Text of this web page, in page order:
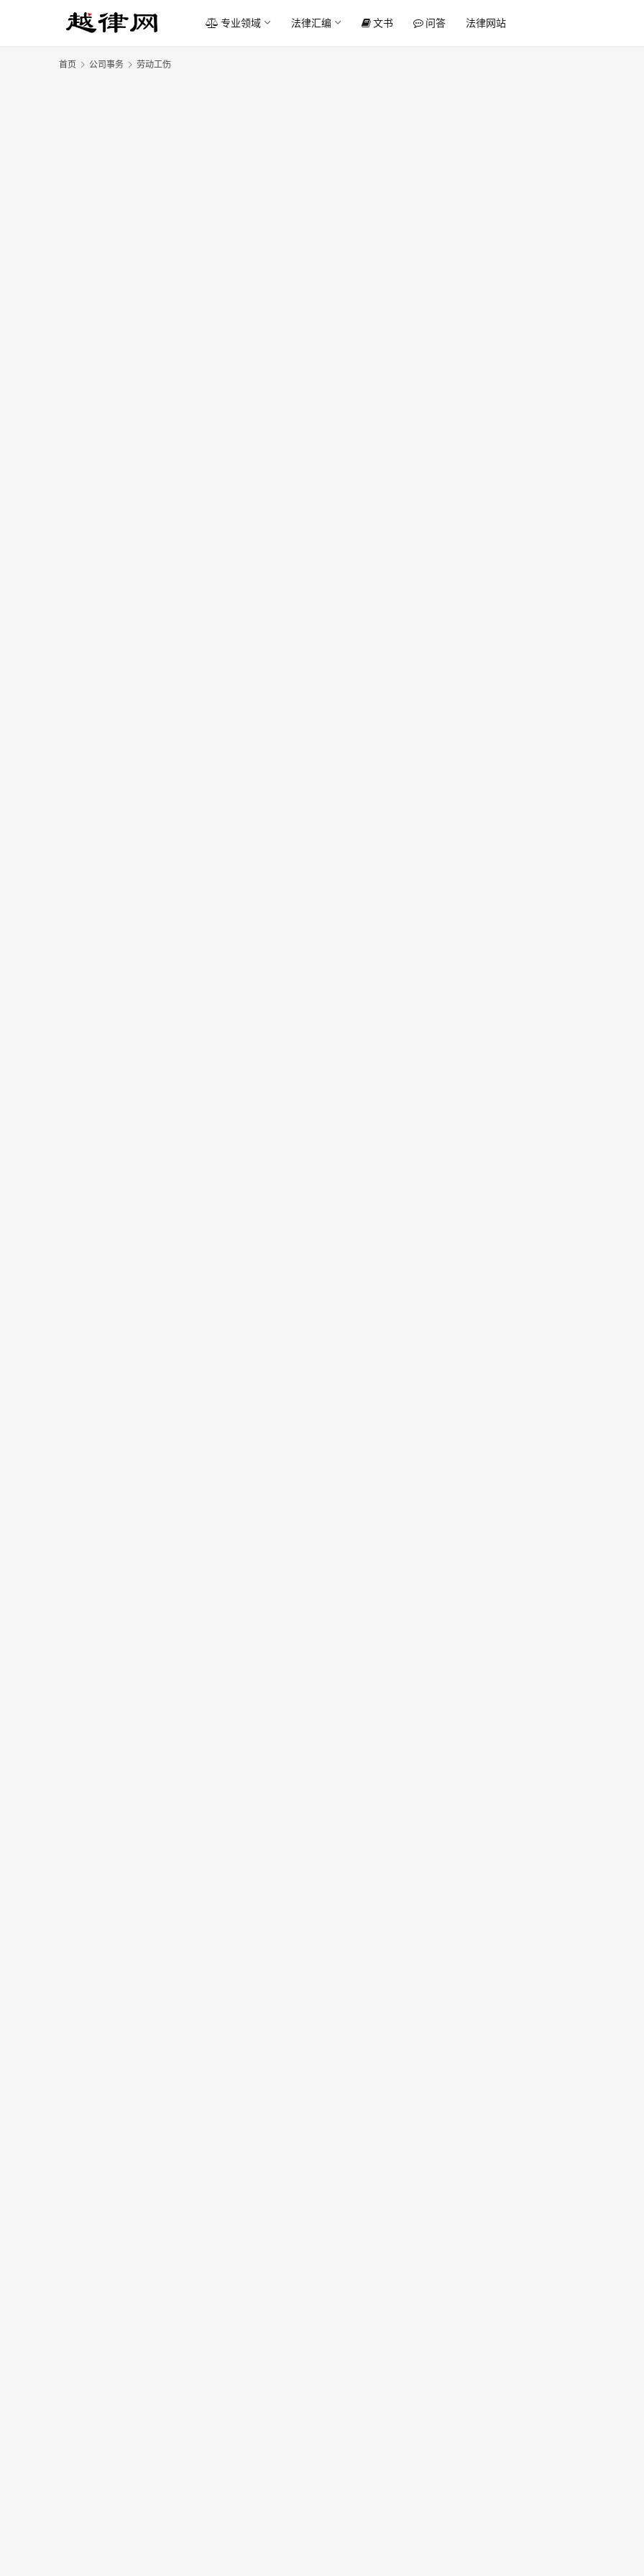
专业领域 法律汇编 文书 问答 法律网站
首页 公司事务 劳动工伤